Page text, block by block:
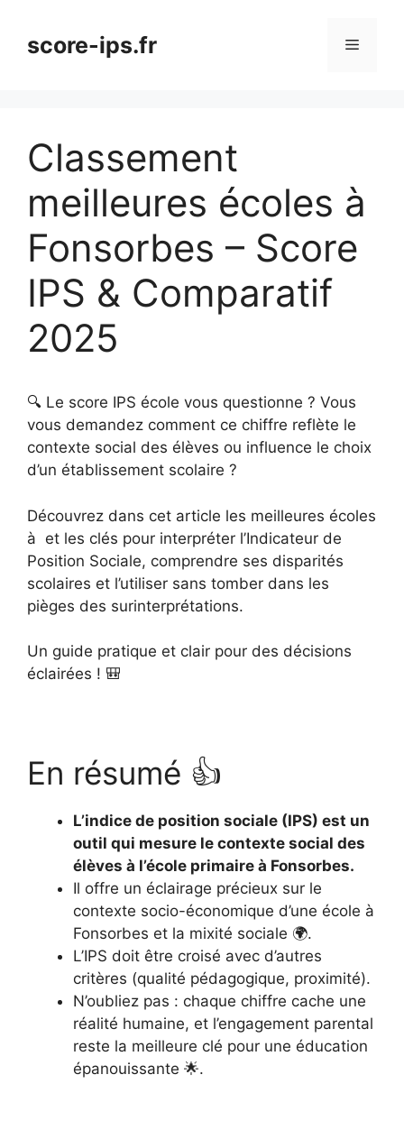
contenuscore-ips.fr Menu
Classement
meilleures écoles à
Fonsorbes – Score
IPS & Comparatif
2025
🔍 Le score IPS école vous questionne ? Vous
vous demandez comment ce chiffre reflète le
contexte social des élèves ou influence le choix
d’un établissement scolaire ?
Découvrez dans cet article les meilleures écoles
à et les clés pour interpréter l’Indicateur de
Position Sociale, comprendre ses disparités
scolaires et l’utiliser sans tomber dans les
pièges des surinterprétations.
Un guide pratique et clair pour des décisions
éclairées ! 🎒
En résumé 👍
L’indice de position sociale (IPS) est un
outil qui mesure le contexte social des
élèves à l’école primaire à Fonsorbes.
Il offre un éclairage précieux sur le
contexte socio-économique d’une école à
Fonsorbes et la mixité sociale 🌍.
L’IPS doit être croisé avec d’autres
critères (qualité pédagogique, proximité).
N’oubliez pas : chaque chiffre cache une
réalité humaine, et l’engagement parental
reste la meilleure clé pour une éducation
épanouissante 🌟.